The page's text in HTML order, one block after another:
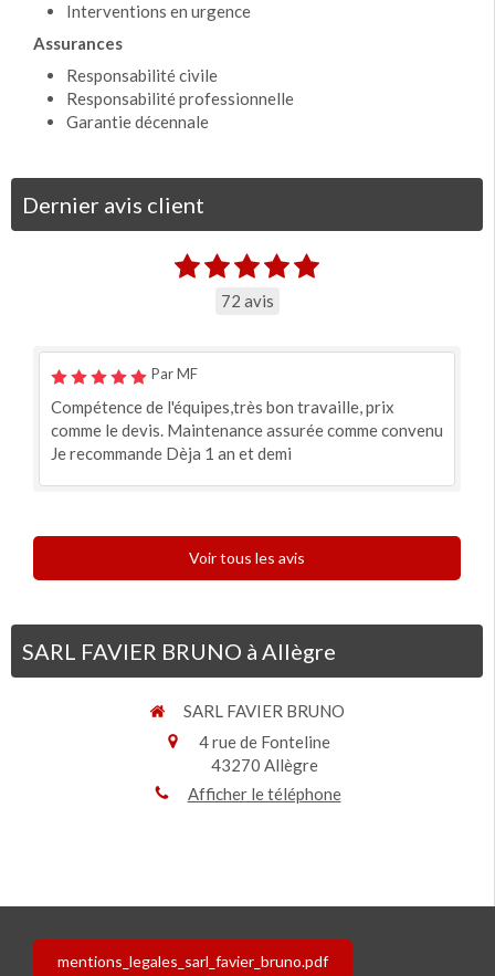
Interventions en urgence
Assurances
Responsabilité civile
Responsabilité professionnelle
Garantie décennale
Dernier avis client
72 avis
Par MF
Compétence de l'équipes,très bon travaille, prix
comme le devis. Maintenance assurée comme convenu
Je recommande Dèja 1 an et demi
Voir tous les avis
SARL FAVIER BRUNO à Allègre
SARL FAVIER BRUNO
4 rue de Fonteline
43270 Allègre
Afficher le téléphone
mentions_legales_sarl_favier_bruno.pdf